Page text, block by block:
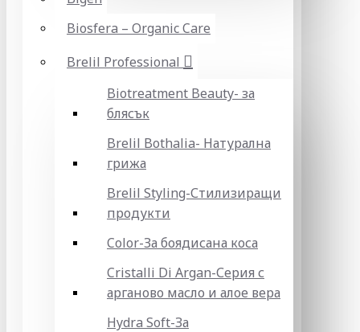
Biosfera – Organic Care
Brelil Professional
Biotreatment Beauty- за
блясък
Brelil Bothalia- Натурална
грижа
Brelil Styling-Стилизиращи
продукти
Color-За боядисана коса
Cristalli Di Argan-Серия с
арганово масло и алое вера
Hydra Soft-За